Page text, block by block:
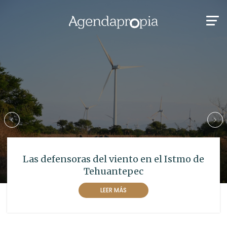
Las defensoras del viento en el Istmo de
Tehuantepec
LEER MÁS